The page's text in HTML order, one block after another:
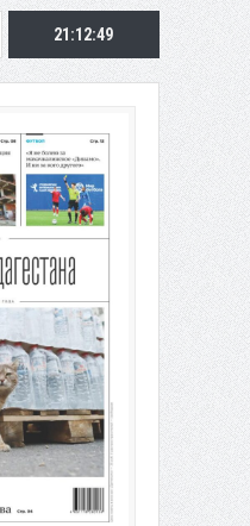
у жителя Дагестана
21:12:50